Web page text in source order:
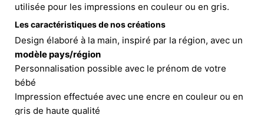
utilisée pour les impressions en couleur ou en gris.
Les caractéristiques de nos créations
Design élaboré à la main, inspiré par la région, avec un
modèle pays/région
Personnalisation possible avec le prénom de votre
bébé
Impression effectuée avec une encre en couleur ou en
gris de haute qualité